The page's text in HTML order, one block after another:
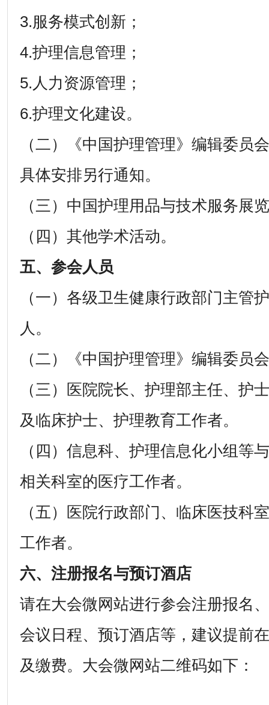
3.服务模式创新；
4.护理信息管理；
5.人力资源管理；
6.护理文化建设。
（二）《中国护理管理》编辑委员
具体安排另行通知。
（三）中国护理用品与技术服务展
（四）其他学术活动。
五、参会人员
（一）各级卫生健康行政部门主管
人。
（二）《中国护理管理》编辑委员
（三）医院院长、护理部主任、护
及临床护士、护理教育工作者。
（四）信息科、护理信息化小组等
相关科室的医疗工作者。
（五）医院行政部门、临床医技科
工作者。
六、注册报名与预订酒店
请在大会微网站进行参会注册报名
会议日程、预订酒店等，建议提前
及缴费。大会微网站二维码如下：